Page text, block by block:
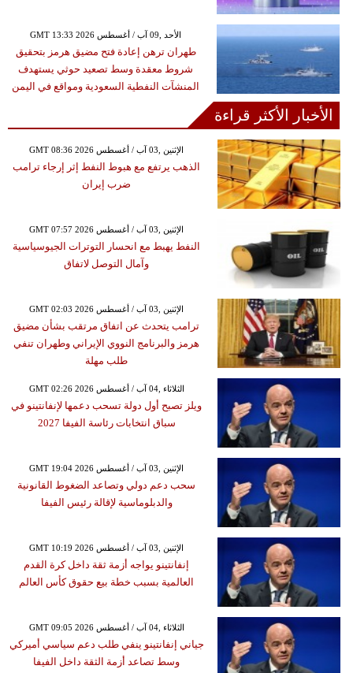
GMT 13:33 2026 الأحد ,09 آب / أغسطس
طهران ترهن إعادة فتح مضيق هرمز بتحقيق
شروط معقدة وسط تصعيد حوثي يستهدف
المنشآت النفطية السعودية ومواقع في اليمن
الأخبار الأكثر قراءة
GMT 08:36 2026 الإثنين ,03 آب / أغسطس
الذهب يرتفع مع هبوط النفط إثر إرجاء ترامب
ضرب إيران
GMT 07:57 2026 الإثنين ,03 آب / أغسطس
النفط يهبط مع انحسار التوترات الجيوسياسية
وآمال التوصل لاتفاق
GMT 02:03 2026 الإثنين ,03 آب / أغسطس
ترامب يتحدث عن اتفاق مرتقب بشأن مضيق
هرمز والبرنامج النووي الإيراني وطهران تنفي
طلب مهلة
GMT 02:26 2026 الثلاثاء ,04 آب / أغسطس
ويلز تصبح أول دولة تسحب دعمها لإنفانتينو في
سباق انتخابات رئاسة الفيفا 2027
GMT 19:04 2026 الإثنين ,03 آب / أغسطس
سحب دعم دولي وتصاعد الضغوط القانونية
والدبلوماسية لإقالة رئيس الفيفا
GMT 10:19 2026 الإثنين ,03 آب / أغسطس
إنفانتينو يواجه أزمة ثقة داخل كرة القدم
العالمية بسبب خطة بيع حقوق كأس العالم
GMT 09:05 2026 الثلاثاء ,04 آب / أغسطس
جياني إنفانتينو ينفي طلب دعم سياسي أميركي
وسط تصاعد أزمة الثقة داخل الفيفا